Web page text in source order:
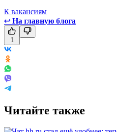
К вакансиям
↩ На главную блога
1
Читайте также